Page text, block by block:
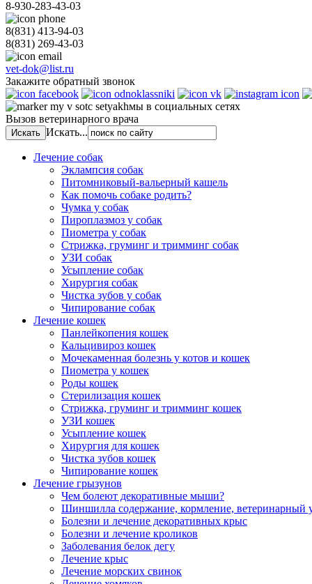
8-930-283-43-03
8(831) 413-94-03
8(831) 269-43-03
vet-dok@list.ru
Закажите обратный звонок
мы в социальных сетях
Вызов ветеринарного врача
Искать...
Лечение собак
Эклампсия собак
Питомниковый-вальерный кашель
Как помочь собаке родить?
Чумка у собак
Пироплазмоз у собак
Пиометра у собак
Стрижка, груминг и тримминг собак
УЗИ собак
Усыпление собак
Хирургия собак
Чистка зубов у собак
Чипирование собак
Лечение кошек
Панлейкопения кошек
Кальцивироз кошек
Мочекаменная болезнь у котов и кошек
Пиометра у кошек
Роды кошек
Стерилизация кошек
Стрижка, груминг и тримминг кошек
УЗИ кошек
Усыпление кошек
Хирургия для кошек
Чистка зубов кошек
Чипирование кошек
Лечение грызунов
Чем болеют декоративные мыши?
Шиншилла содержание, кормление, ветеринарный
Болезни и лечение декоративных крыс
Болезни и лечение кроликов
Заболевания белок дегу
Лечение крыс
Лечение морских свинок